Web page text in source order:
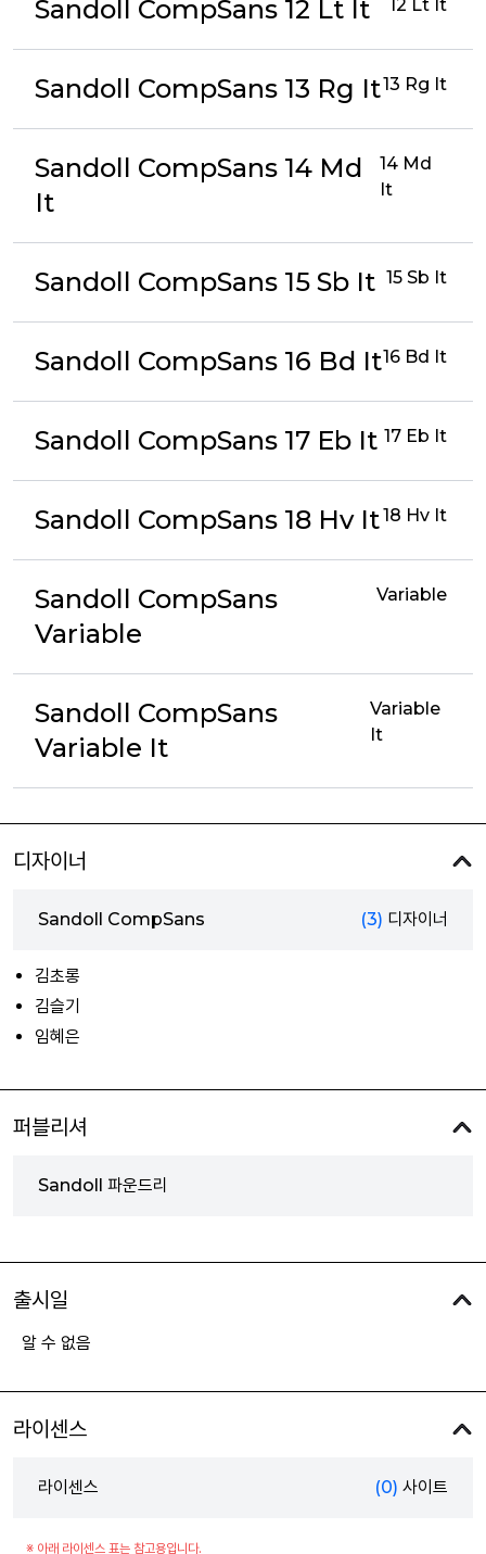
Sandoll CompSans 12 Lt It 12 Lt It
Sandoll CompSans 13 Rg It13 Rg It
Sandoll CompSans 14 Md
It
14 Md
It
Sandoll CompSans 15 Sb It 15 Sb It
Sandoll CompSans 16 Bd It16 Bd It
Sandoll CompSans 17 Eb It 17 Eb It
Sandoll CompSans 18 Hv It18 Hv It
Sandoll CompSans
Variable
Variable
Sandoll CompSans
Variable It
Variable
It
디자이너
Sandoll CompSans (3) 디자이너
김초롱
김슬기
임혜은
퍼블리셔
Sandoll 파운드리
출시일
알 수 없음
라이센스
라이센스 (0) 사이트
※ 아래 라이센스 표는 참고용입니다.